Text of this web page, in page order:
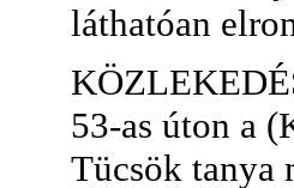
láthatóan
53-as úton a
Tücsök tanya